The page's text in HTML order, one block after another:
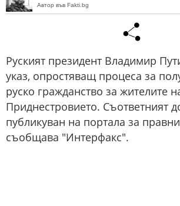
Автор във Fakti.bg
Руският президент Владимир
указ, опростяващ процеса за
руско гражданство за жителите
Приднестровието. Съответният
публикуван на портала за
съобщава "Интерфакс".